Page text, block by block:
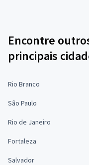
Encontre
principais
Rio Branco
São Paulo
Rio de Janeiro
Fortaleza
Salvador